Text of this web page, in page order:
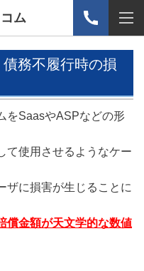
ム
務不履行時の損
をSaasやASPなどの形
て使用させるようなケー
ザに損害が生じることに
償金額が天文学的な数値